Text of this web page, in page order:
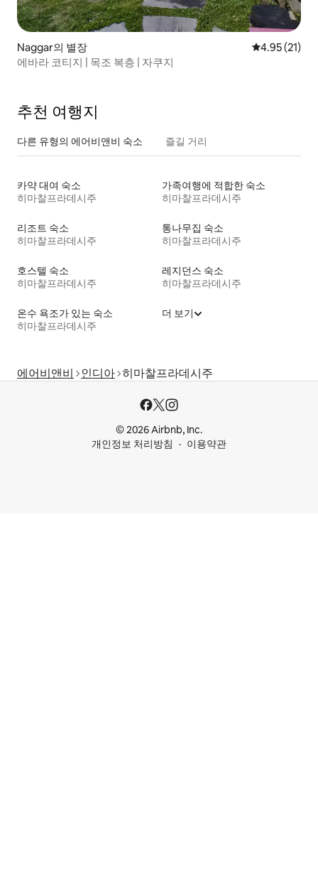
Naggar의 별장 평점 4.95점
4.95 (21)
에바라 코티지 | 목조 복층 | 자쿠지
추천 여행지
다른 유형의 에어비앤비 숙소 즐길 거리
카약 대여 숙소
히마찰프라데시주
가족여행에 적합한 숙소
히마찰프라데시주
리조트 숙소
히마찰프라데시주
통나무집 숙소
히마찰프라데시주
호스텔 숙소
히마찰프라데시주
레지던스 숙소
히마찰프라데시주
온수 욕조가 있는 숙소
히마찰프라데시주
더 보기
에어비앤비 인디아 히마찰프라데시주
© 2026 Airbnb, Inc.
개인정보 처리방침
이용약관